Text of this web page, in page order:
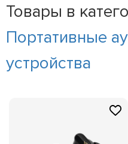
Товары в
Портативные
устройства